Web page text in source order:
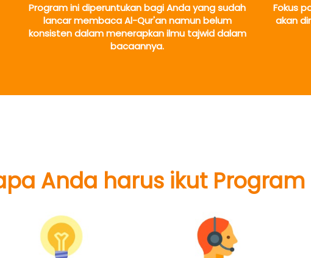
Program ini diperuntukan bagi Anda yang sudah
lancar membaca Al-Qur'an namun belum
konsisten dalam menerapkan ilmu tajwid dalam
bacaannya.
Fokus
akan
Anda harus ikut Program